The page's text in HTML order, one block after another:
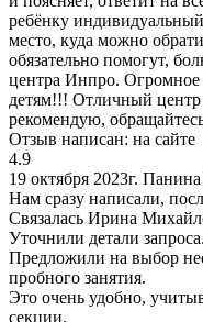
ребёнку
место, куда можно
обязательно помогут,
центра Инпро. Огромное
детям!!! Отличный центр
рекомендую,
Отзыв написан: на сайте
4.9
19 октября 2023г. Панина
Нам сразу написали,
Связалась Ирина
Уточнили детали запроса.
Предложили на выбор
пробного занятия.
Это очень удобно,
секции.